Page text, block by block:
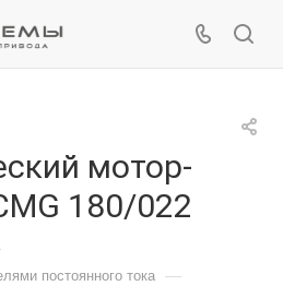
мотор-
180/022
постоянного тока —